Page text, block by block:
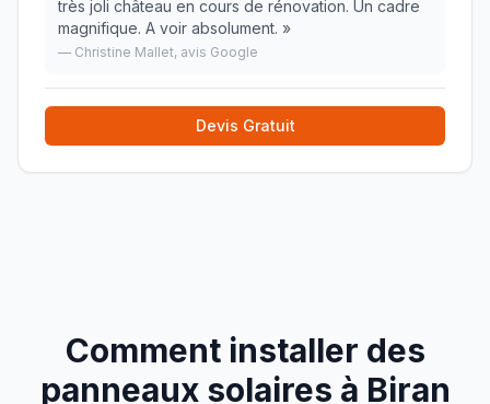
très joli château en cours de rénovation. Un cadre
magnifique. A voir absolument. »
— Christine Mallet, avis Google
Devis Gratuit
Comment installer des
panneaux solaires à Biran